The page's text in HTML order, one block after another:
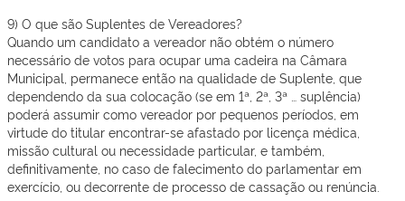
9) O que são Suplentes de Vereadores?
Quando um candidato a vereador não obtém o número
necessário de votos para ocupar uma cadeira na Câmara
Municipal, permanece então na qualidade de Suplente, que
dependendo da sua colocação (se em 1ª, 2ª, 3ª … suplência)
poderá assumir como vereador por pequenos períodos, em
virtude do titular encontrar-se afastado por licença médica,
missão cultural ou necessidade particular, e também,
definitivamente, no caso de falecimento do parlamentar em
exercício, ou decorrente de processo de cassação ou renúncia.